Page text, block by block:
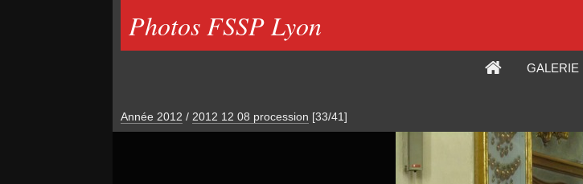
Photos FSSP Lyon
GALERIE
Année 2012 / 2012 12 08 procession [33/41]